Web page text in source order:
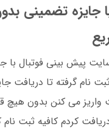
جایزه تضمینی
پیش بینی فوتبال
نام گرفته تا